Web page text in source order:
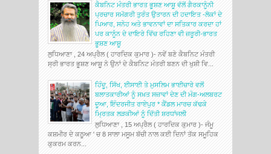
ਕੈਬਨਿਟ ਮੰਤਰੀ ਭਾਰਤ ਭੂਸ਼ਣ ਆਸ਼ੂ ਵੱਲੋਂ ਗੈਰਕਾਨੂੰਨੀ
ਪ੍ਰਚਾਰ ਸਮੱਗਰੀ ਤੁਰੰਤ ਉਤਾਰਨ ਦੀ ਹਦਾਇਤ -ਲੋਕਾਂ ਦੇ
ਪਿਆਰ, ਸਨੇਹ ਅਤੇ ਭਾਵਨਾਵਾਂ ਦਾ ਸਤਿਕਾਰ ਕਰਦਾ ਹਾਂ
ਪਰ ਕਾਨੂੰਨ ਦੇ ਦਾਇਰੇ ਵਿੱਚ ਰਹਿਣਾ ਵੀ ਜ਼ਰੂਰੀ-ਭਾਰਤ
ਭੂਸ਼ਣ ਆਸ਼ੂ
ਲੁਧਿਆਣਾ , 24 ਅਪ੍ਰੈਲ ( ਹਾਰਦਿਕ ਕੁਮਾਰ )- ਨਵੇਂ ਬਣੇ ਕੈਬਨਿਟ ਮੰਤਰੀ
ਸ੍ਰੀ ਭਾਰਤ ਭੂਸ਼ਣ ਆਸ਼ੂ ਨੇ ਉਨਾਂ ਦੇ ਕੈਬਨਿਟ ਮੰਤਰੀ ਬਣਨ ਦੀ ਖੁਸ਼ੀ ਵਿ...
ਹਿੰਦੂ, ਸਿੱਖ, ਈਸਾਈ ਤੇ ਮੁਸਲਿਮ ਭਾਈਚਾਰੇ ਵਲੋਂ
ਬਲਾਤਕਾਰੀਆਂ ਨੂੰ ਸਖ਼ਤ ਸਜ਼ਾਵਾਂ ਦੇਣ ਦੀ ਮੰਗ-ਅਲਬਰਟ
ਦੂਆ, ਇੰਦਰਜੀਤ ਰਾਏਪੁਰ * ਕੈਂਡਲ ਮਾਰਚ ਕੱਢਕੇ
ਮ੍ਰਿਤਕ ਲੜਕੀਆਂ ਨੂੰ ਦਿੱਤੀ ਸ਼ਰਧਾਂਜਲੀ
ਲੁਧਿਆਣਾ , 15 ਅਪ੍ਰੈਲ ( ਹਾਰਦਿਕ ਕੁਮਾਰ )- ਜੰਮੂ
ਕਸ਼ਮੀਰ ਦੇ ਕਠੂਆ ' ਚ 8 ਸਾਲਾ ਮਸੂਮ ਬੱਚੀ ਨਾਲ ਕਈ ਦਿਨਾਂ ਤੱਕ ਸਮੂਹਿਕ
ਕੁਕਰਮ ਕਰਨ...